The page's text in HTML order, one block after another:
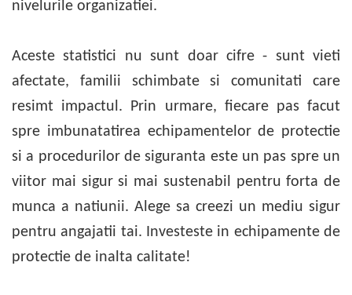
nivelurile organizatiei.
Aceste statistici nu sunt doar cifre - sunt vieti
afectate, familii schimbate si comunitati care
resimt impactul. Prin urmare, fiecare pas facut
spre imbunatatirea echipamentelor de protectie
si a procedurilor de siguranta este un pas spre un
viitor mai sigur si mai sustenabil pentru forta de
munca a natiunii. Alege sa creezi un mediu sigur
pentru angajatii tai. Investeste in echipamente de
protectie de inalta calitate!